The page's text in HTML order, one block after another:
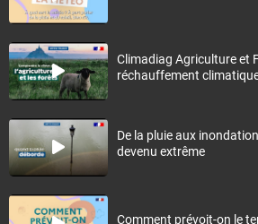
Climadiag Agriculture et
réchauffement
De la pluie aux
devenu extrême
Comment prévoit-on le